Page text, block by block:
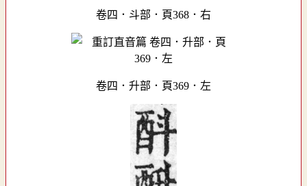
卷四．斗部．頁368．右
卷四．升部．頁369．左